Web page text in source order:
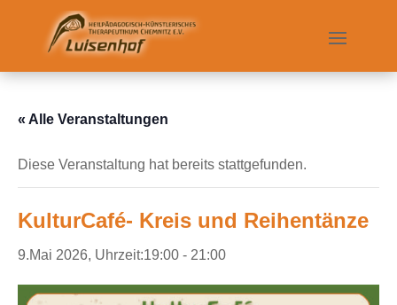
« Alle Veranstaltungen
Diese Veranstaltung hat bereits stattgefunden.
KulturCafé- Kreis und Reihentänze
9.Mai 2026, Uhrzeit:19:00 - 21:00